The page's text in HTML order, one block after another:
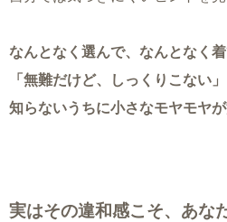
なんとなく選んで、なんとなく着
「無難だけど、しっくりこない
知らないうちに小さなモヤモヤが
実はその違和感こそ、あな